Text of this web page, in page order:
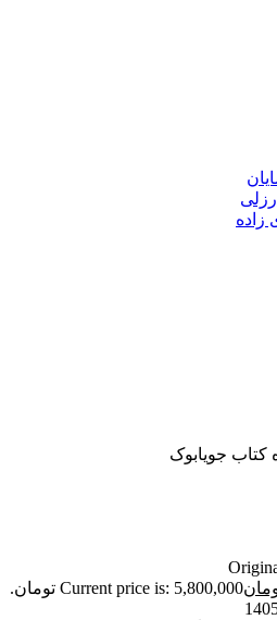
زاده
جویابوک
Current price is: 5,800,000 تومان.